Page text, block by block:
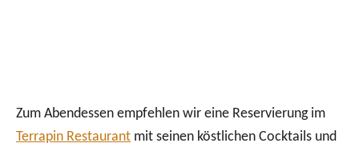
Zum Abendessen empfehlen wir eine Reservierung im
Terrapin Restaurant mit seinen köstlichen Cocktails und